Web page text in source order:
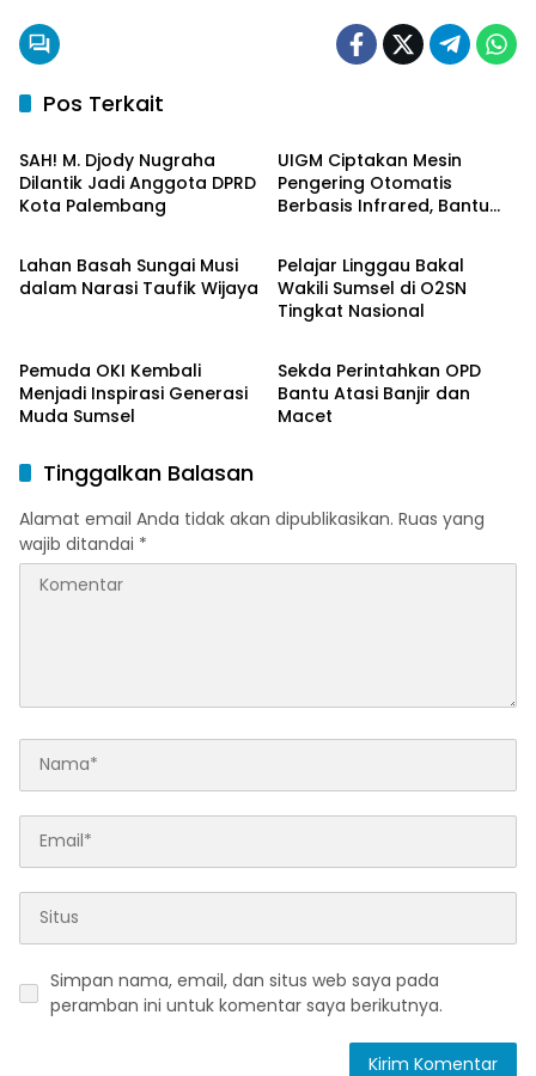
Pos Terkait
Palembang
SAH! M. Djody Nugraha
Dilantik Jadi Anggota DPRD
Kota Palembang
UIGM Ciptakan Mesin
Pengering Otomatis
Berbasis Infrared, Bantu
Palembang
Lahan Basah Sungai Musi
dalam Narasi Taufik Wijaya
Berita Daerah
Pelajar Linggau Bakal
Wakili Sumsel di O2SN
Tingkat Nasional
Pemuda OKI Kembali
Menjadi Inspirasi Generasi
Muda Sumsel
Palembang
Sekda Perintahkan OPD
Bantu Atasi Banjir dan
Macet
Tinggalkan Balasan
Alamat email Anda tidak akan dipublikasikan. Ruas yang
wajib ditandai *
Simpan nama, email, dan situs web saya pada
peramban ini untuk komentar saya berikutnya.